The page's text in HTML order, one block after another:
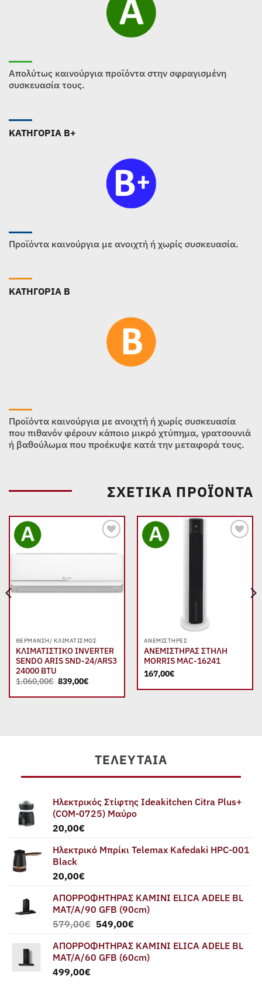
Απολύτως καινούργια προϊόντα στην σφραγισμένη
συσκευασία τους.
ΚΑΤΗΓΟΡΙΑ B+
Προϊόντα καινούργια με ανοιχτή ή χωρίς συσκευασία.
ΚΑΤΗΓΟΡΙΑ B
Προϊόντα καινούργια με ανοιχτή ή χωρίς συσκευασία
που πιθανόν φέρουν κάποιο μικρό χτύπημα, γρατσουνιά
ή βαθούλωμα που προέκυψε κατά την μεταφορά τους.
ΣΧΕΤΙΚΆ ΠΡΟΪΌΝΤΑ
wishlist
ΘΈΡΜΑΝΣΗ/ ΚΛΙΜΑΤΙΣΜΌΣ
ΚΛΙΜΑΤΙΣΤΙΚΟ INVERTER
SENDO ARIS SND-24/ARS3
24000 BTU
1.060,00€ Original
price
was:
839,00€Η
τιμή
ΑΝΕΜΙΣΤΉΡΕΣ
ΑΝΕΜΙΣΤΗΡΑΣ ΣΤΗΛΗ
MORRIS MAC-16241
167,00€
ΤΕΛΕΥΤΑΊΑ
Ηλεκτρικός Στίφτης Ideakitchen Citra Plus+
(COM-0725) Μαύρο
20,00€
Ηλεκτρικό Μπρίκι Telemax Kafedaki HPC-001
Black
20,00€
ΑΠΟΡΡΟΦΗΤΗΡΑΣ ΚΑΜΙΝΙ ELICA ADELE BL
MAT/A/90 GFB (90cm)
579,00€ Original
was:
579,00€.
549,00€Η
τιμή
είναι:
ΑΠΟΡΡΟΦΗΤΗΡΑΣ ΚΑΜΙΝΙ ELICA ADELE BL
MAT/A/60 GFB (60cm)
499,00€